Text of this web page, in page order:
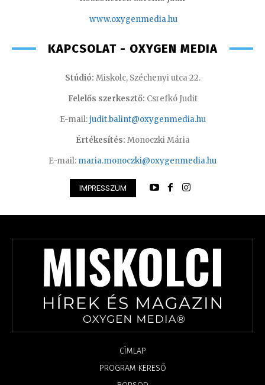
www.oxygenmedia.hu
KAPCSOLAT - OXYGEN MEDIA
Stúdió: Miskolc, Széchenyi utca 22.
Felelős szerkesztő: Csrefkó Judit
E-mail:judit.balint@oxygenmedia.hu
Értékesítés: Monoczki Mária
E-mail: maria.monoczki@oxygenmedia.hu
IMPRESSZUM
CÍMLAP
PROGRAM KERESŐ